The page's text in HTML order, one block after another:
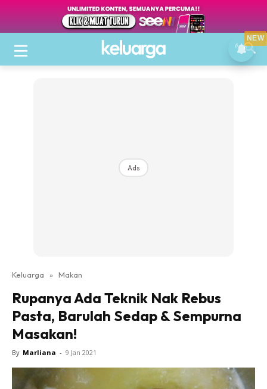
Ads
Keluarga » Makan
Rupanya Ada Teknik Nak Rebus
Pasta, Barulah Sedap & Sempurna
Masakan!
By Marliana - 9 Jan 2021
NEW